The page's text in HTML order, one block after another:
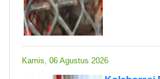
Kamis, 06 Agustus 2026